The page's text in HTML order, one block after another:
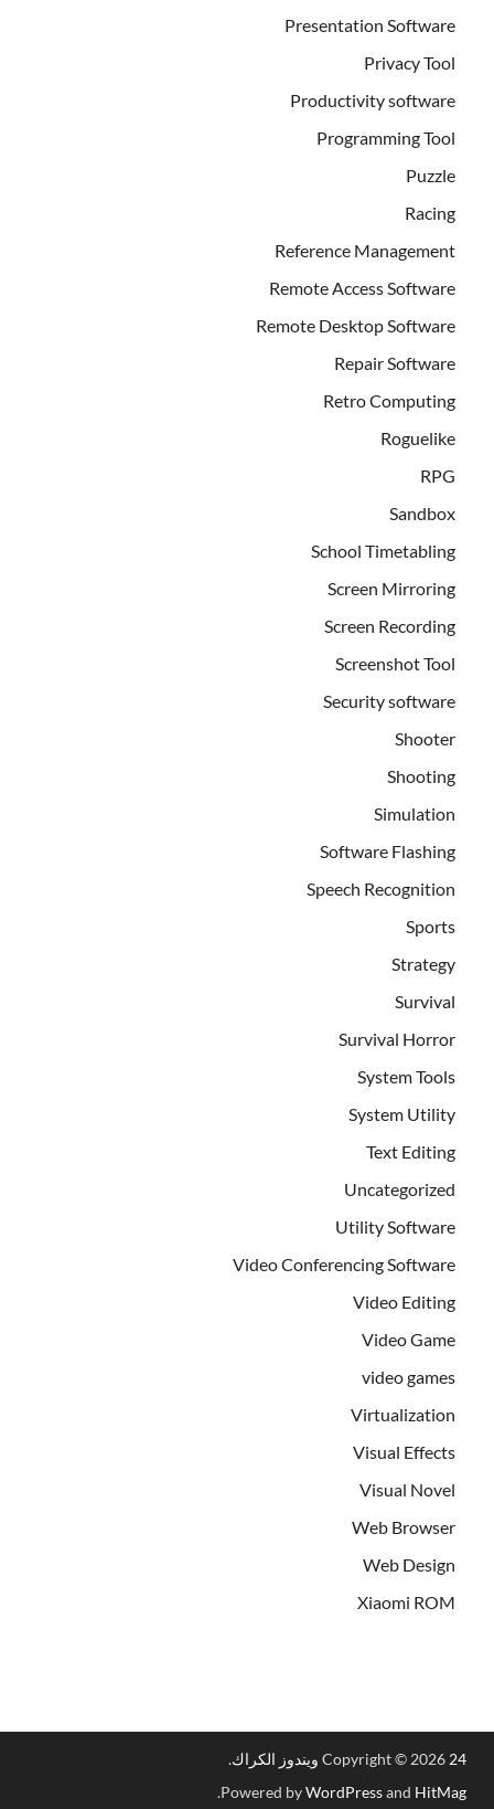
Presentation Software
Privacy Tool
Productivity software
Programming Tool
Puzzle
Racing
Reference Management
Remote Access Software
Remote Desktop Software
Repair Software
Retro Computing
Roguelike
RPG
Sandbox
School Timetabling
Screen Mirroring
Screen Recording
Screenshot Tool
Security software
Shooter
Shooting
Simulation
Software Flashing
Speech Recognition
Sports
Strategy
Survival
Survival Horror
System Tools
System Utility
Text Editing
Uncategorized
Utility Software
Video Conferencing Software
Video Editing
Video Game
video games
Virtualization
Visual Effects
Visual Novel
Web Browser
Web Design
Xiaomi ROM
Copyright © 2026 24 ويندوز الكراك
.
Powered byWordPressand HitMag
.